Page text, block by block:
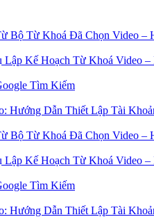
Video –
Video –
Tìm Kiếm
Hướng Dẫn Thiết Lập Tài
Video –
Video –
Tìm Kiếm
Hướng Dẫn Thiết Lập Tài